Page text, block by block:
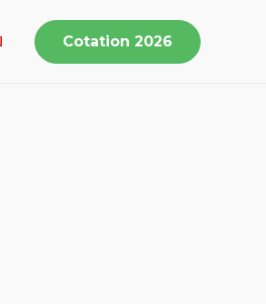
Cotation 2026